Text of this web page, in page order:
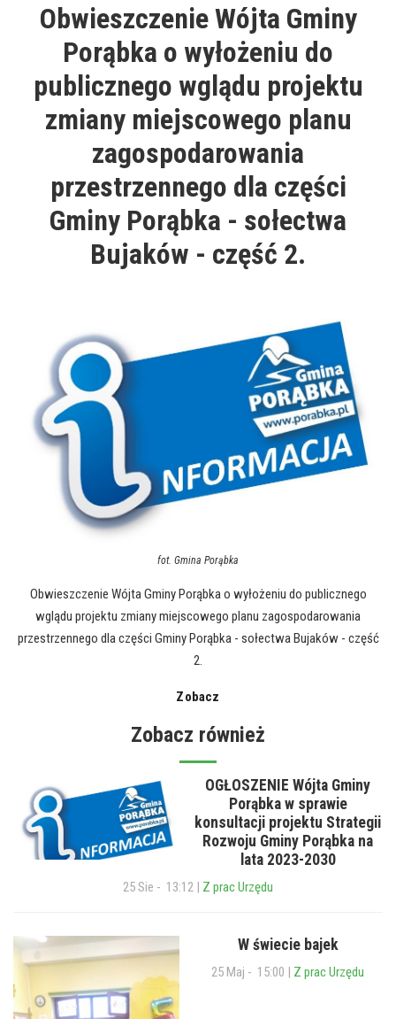
Obwieszczenie Wójta Gminy
Porąbka o wyłożeniu do
publicznego wglądu projektu
zmiany miejscowego planu
zagospodarowania
przestrzennego dla części
Gminy Porąbka - sołectwa
Bujaków - część 2.
fot. Gmina Porąbka
Obwieszczenie Wójta Gminy Porąbka o wyłożeniu do publicznego
wglądu projektu zmiany miejscowego planu zagospodarowania
przestrzennego dla części Gminy Porąbka - sołectwa Bujaków - część
2.
Zobacz
Zobacz również
OGŁOSZENIE Wójta Gminy
Porąbka w sprawie
konsultacji projektu Strategii
Rozwoju Gminy Porąbka na
lata 2023-2030
25 Sie - 13:12 | Z prac Urzędu
W świecie bajek
25 Maj - 15:00 | Z prac Urzędu